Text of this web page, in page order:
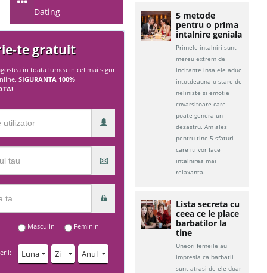
Dating
te gratuit
in toata lumea in cel mai sigur
SIGURANTA 100%
Masculin Feminin
Luna Zi Anul
5 metode
pentru o prima
intalnire geniala
Primele intalniri sunt
mereu extrem de
incitante insa ele aduc
intotdeauna o stare de
neliniste si emotie
covarsitoare care
poate genera un
dezastru. Am ales
pentru tine 5 sfaturi
care iti vor face
intalnirea mai
relaxanta.
Lista secreta cu
ceea ce le place
barbatilor la
tine
Uneori femeile au
impresia ca barbatii
sunt atrasi de ele doar